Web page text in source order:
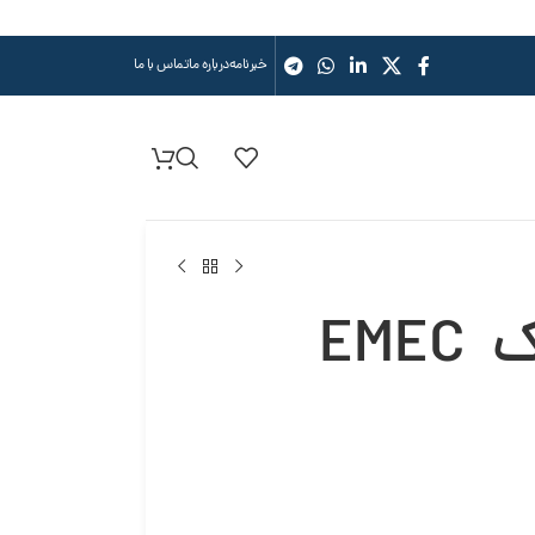
خبرنامهدرباره ماتماس با ما
دوزینگ پمپ موتوری امک EMEC